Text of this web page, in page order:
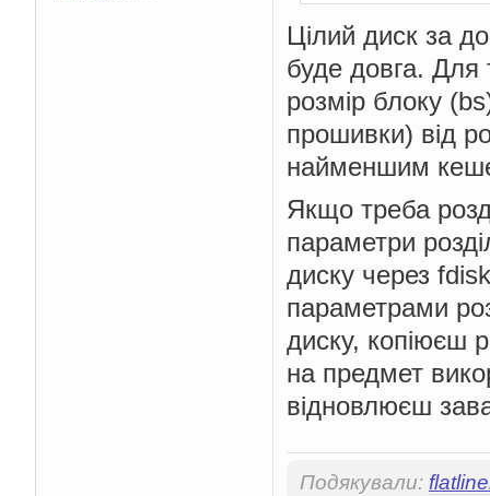
Цілий диск за
буде довга.
розмір блоку
прошивки) від
найменшим
Якщо треба
параметри
диску через
параметрами
диску, копіюєш
на предмет
відновлюєш
Подякували: